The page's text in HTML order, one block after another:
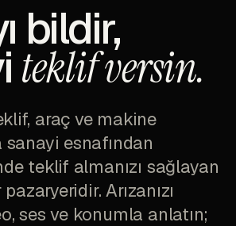
bildir,
teklif versin.
araç ve makine
sanayi esnafından
teklif almanızı sağlayan
Arızanızı
ses ve konumla anlatın;